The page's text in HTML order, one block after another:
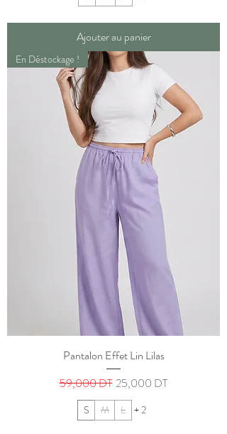
Ajouter au panier
En Déstockage !
Pantalon Effet Lin Lilas
Prix original
59,000 DT Prix promotionnel
25,000 DT
S M L + 2